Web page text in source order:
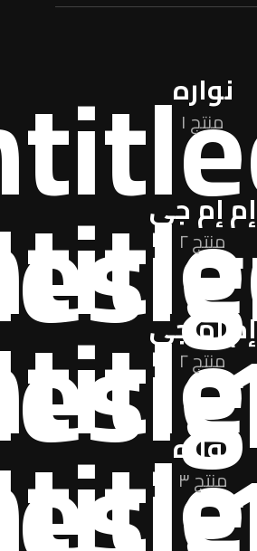
نواره
منتج ١
إم إم جي
منتج ٢
إم إم جي
منتج ٢
نواره
منتج ٣